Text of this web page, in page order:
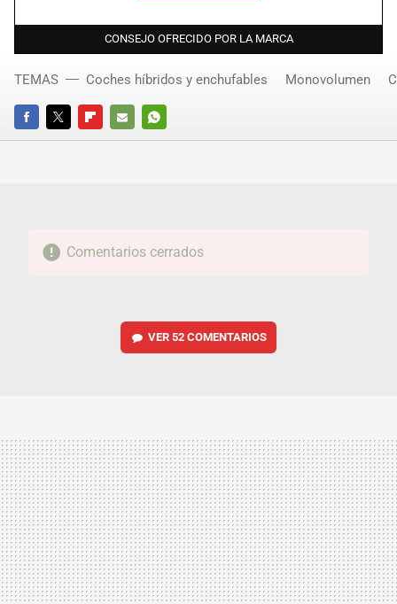
CONSEJO OFRECIDO POR LA MARCA
FACEBOOKTWITTERFLIPBOARD
E-
WHATSAPP
TEMAS Coches híbridos y enchufables Monovolumen
Comentarios cerrados
VER 52 COMENTARIOS